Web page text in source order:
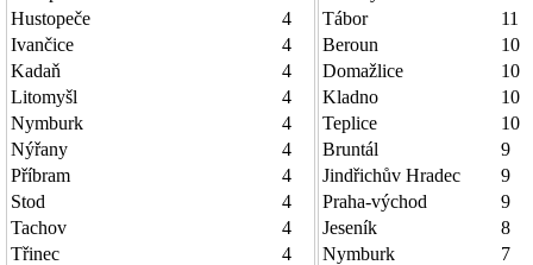
Hustopeče
4
Ivančice
4
Kadaň
4
Litomyšl
4
Nymburk
4
Nýřany
4
Příbram
4
Stod
4
Tachov
4
Třinec
4
Tábor
11
Beroun
10
Domažlice
10
Kladno
10
Teplice
10
Bruntál
9
Jindřichův Hradec
9
Praha-východ
9
Jeseník
8
Nymburk
7